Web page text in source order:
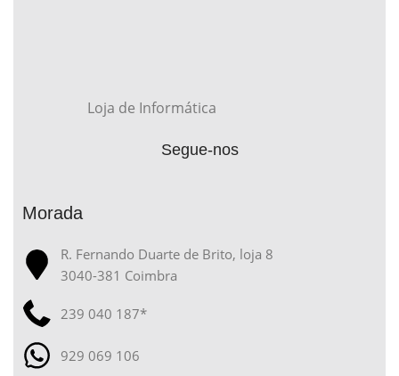
Loja de Informática
Segue-nos
Morada
R. Fernando Duarte de Brito, loja 8
3040-381 Coimbra
239 040 187*
929 069 106